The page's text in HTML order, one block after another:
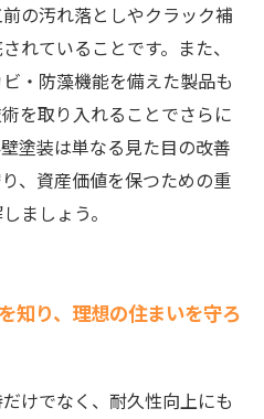
の汚れ落としやクラック補
れていることです。また、
・防藻機能を備えた製品も
を取り入れることでさらに
塗装は単なる見た目の改善
、資産価値を保つための重
ましょう。
知り、理想の住まいを守ろ
けでなく、耐久性向上にも